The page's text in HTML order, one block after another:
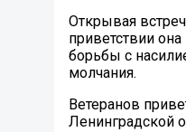
Открывая
приветствии
борьбы с
молчания.
Ветеранов
Ленинградской